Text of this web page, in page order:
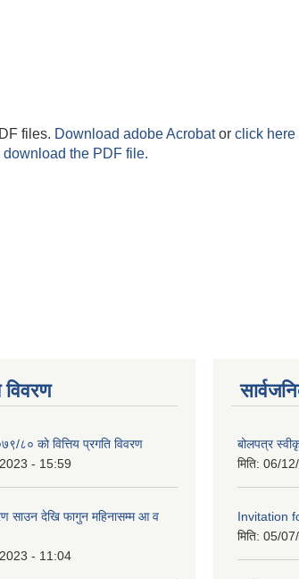
files. Download adobe Acrobator click here
the PDF file.
८० को वित्तिय प्रगति विवरण
- 15:59
साउन देखि फागुन महिनासम्म आ व
- 11:04
बोलपत्र
मिति: 06/
Invitation
मिति: 05/